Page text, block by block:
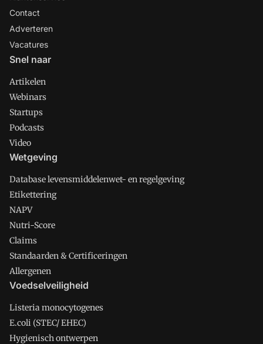
Contact
Adverteren
Vacatures
Snel naar
Artikelen
Webinars
Startups
Podcasts
Video
Wetgeving
Database levensmiddelenwet- en regelgeving
Etikettering
NAPV
Nutri-Score
Claims
Standaarden & Certificeringen
Allergenen
Voedselveiligheid
Listeria monocytogenes
E.coli (STEC/ EHEC)
Hygienisch ontwerpen